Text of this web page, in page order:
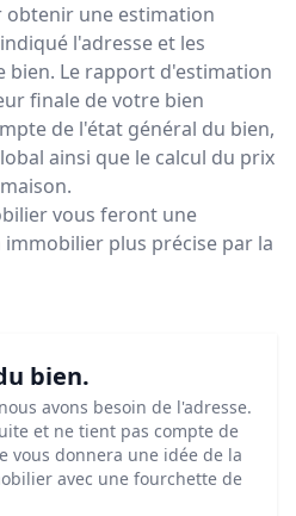
une estimation
l'adresse et les
bien. Le rapport d'estimation
finale de votre bien
de l'état général du bien,
ainsi que le calcul du prix
vous feront une
plus précise par la
bien.
avons besoin de l'adresse.
et ne tient pas compte de
vous donnera une idée de la
avec une fourchette de